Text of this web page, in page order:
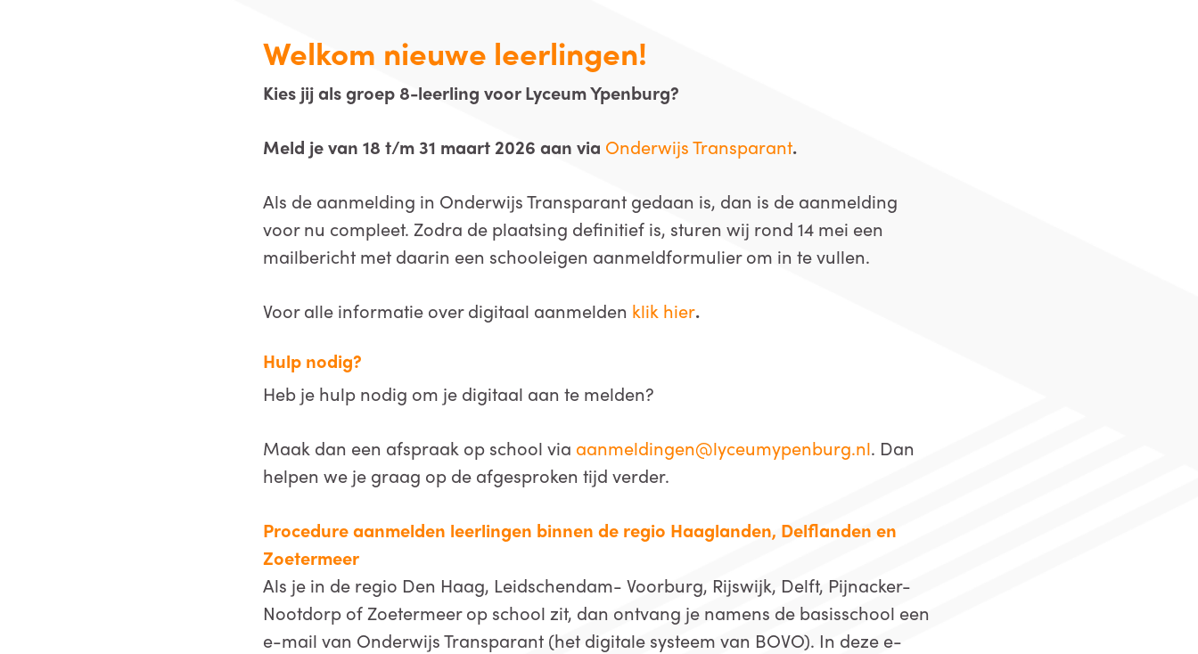
Welkom nieuwe leerlingen!
Kies jij als groep 8-leerling voor Lyceum Ypenburg?
Meld je van 18 t/m 31 maart 2026 aan via Onderwijs Transparant.
Als de aanmelding in Onderwijs Transparant gedaan is, dan is de aanmelding
voor nu compleet. Zodra de plaatsing definitief is, sturen wij rond 14 mei een
mailbericht met daarin een schooleigen aanmeldformulier om in te vullen.
Voor alle informatie over digitaal aanmelden klik hier.
Hulp nodig?
Heb je hulp nodig om je digitaal aan te melden?
Maak dan een afspraak op school via aanmeldingen@lyceumypenburg.nl. Dan
helpen we je graag op de afgesproken tijd verder.
Procedure aanmelden leerlingen binnen de regio Haaglanden, Delflanden en
Zoetermeer
Als je in de regio Den Haag, Leidschendam- Voorburg, Rijswijk, Delft, Pijnacker-
Nootdorp of Zoetermeer op school zit, dan ontvang je namens de basisschool een
e-mail van Onderwijs Transparant (het digitale systeem van BOVO). In deze e-